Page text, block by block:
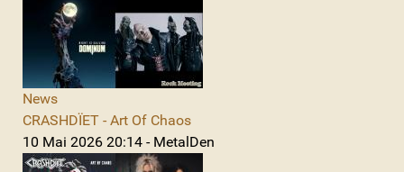
News
CRASHDÏET - Art Of Chaos
10 Mai 2026 20:14 - MetalDen